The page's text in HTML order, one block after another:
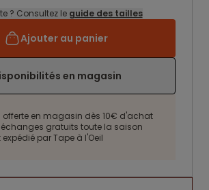
? Consultez le guide des tailles
Ajouter au panier
en magasin
offerte en magasin dès 10€ d'achat
échanges gratuits toute la saison
par Tape à l'Oeil